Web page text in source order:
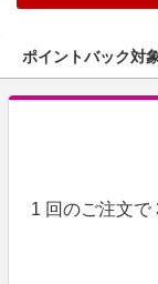
スポーツ・アウトド
インテリア・寝具
旅行・レジャー・
生活・お役立ち
旅行特集
お中元特集2026
とことん買い物チ
Apple公式サイト×
ポイントバック対
1 回のご注文